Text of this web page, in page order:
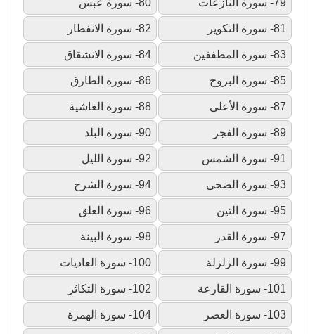
79- سورة النازعات 80- سورة عبس
81- سورة التكوير 82- سورة الانفطار
83- سورة المطففين 84- سورة الانشقاق
85- سورة البروج 86- سورة الطارق
87- سورة الأعلى 88- سورة الغاشية
89- سورة الفجر 90- سورة البلد
91- سورة الشمس 92- سورة الليل
93- سورة الضحى 94- سورة الشرح
95- سورة التين 96- سورة العلق
97- سورة القدر 98- سورة البينة
99- سورة الزلزلة 100- سورة العاديات
101- سورة القارعة 102- سورة التكاثر
103- سورة العصر 104- سورة الهمزة